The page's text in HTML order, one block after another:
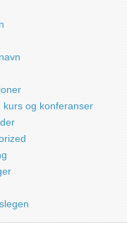
kurs og konferanser